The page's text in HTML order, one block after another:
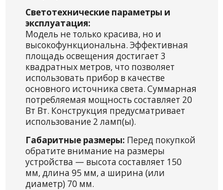
Светотехнические параметры и
эксплуатация:
Модель не только красива, но и
высокофункциональна. Эффективная
площадь освещения достигает 3
квадратных метров, что позволяет
использовать прибор в качестве
основного источника света. Суммарная
потребляемая мощность составляет 20
Вт Вт. Конструкция предусматривает
использование 2 ламп(ы).
Габаритные размеры: Перед покупкой
обратите внимание на размеры
устройства — высота составляет 150
мм, длина 95 мм, а ширина (или
диаметр) 70 мм.